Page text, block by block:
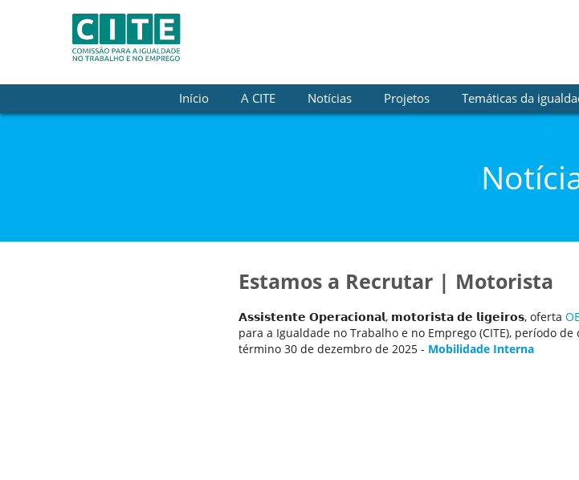
Início A CITE Notícias Projetos Temáticas da
Estamos a Recrutar | Motorista
𝗔𝘀𝘀𝗶𝘀𝘁𝗲𝗻𝘁𝗲 𝗢𝗽𝗲𝗿𝗮𝗰𝗶𝗼𝗻𝗮𝗹, 𝗺𝗼𝘁𝗼𝗿𝗶𝘀𝘁𝗮 𝗱𝗲 𝗹𝗶𝗴𝗲𝗶𝗿𝗼𝘀, oferta
para a Igualdade no Trabalho e no Emprego (CITE), período
término 30 de dezembro de 2025 - Mobilidade Interna